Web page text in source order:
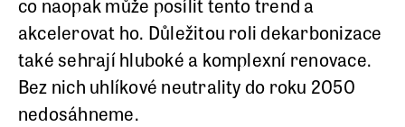
akcelerovat ho. Důležitou roli dekarbonizace
také sehrají hluboké a komplexní renovace.
Bez nich uhlíkové neutrality do roku 2050
nedosáhneme.